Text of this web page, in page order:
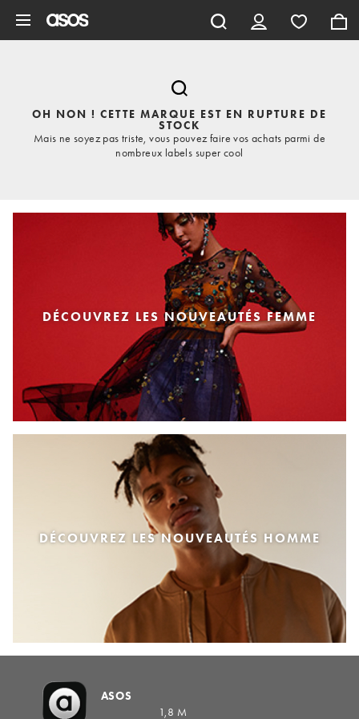
OH NON ! CETTE MARQUE EST EN RUPTURE DE
STOCK
Mais ne soyez pas triste, vous pouvez faire vos achats parmi de
nombreux labels super cool
DÉCOUVREZ LES NOUVEAUTÉS FEMME
DÉCOUVREZ LES NOUVEAUTÉS HOMME
ASOS
1,8 M